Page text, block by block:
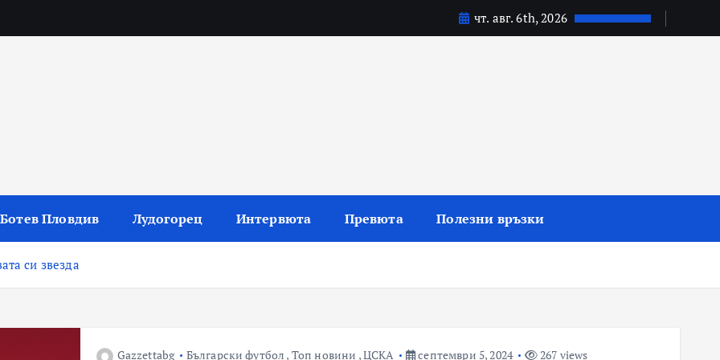
чт. авг. 6th, 2026
Ботев Пловдив Лудогорец Интервюта Превюта Полезни връзки
си звезда
Gazzettabg Български футбол , Топ новини ,ЦСКА септември 5, 2024 267 views